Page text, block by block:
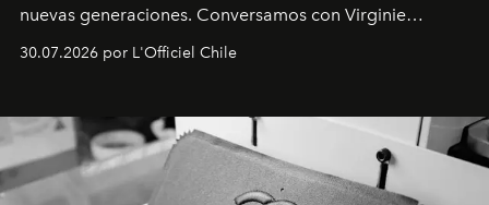
nuevas generaciones. Conversamos con Virginie
Dubray, la responsable de marketing para
Latinoamérica, sobre identidad, cultura y el valor
30.07.2026 por L'Officiel Chile